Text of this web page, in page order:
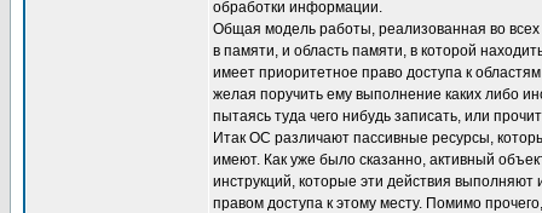
обработки информации.
Общая модель работы, реализованная во
в памяти, и область памяти, в которой
имеет приоритетное право доступа к
желая поручить ему выполнение каких либо
пытаясь туда чего нибудь записать, или
Итак ОС различают пассивные ресурсы,
имеют. Как уже было сказанно, активный
инструкций, которые эти действия
правом доступа к этому месту. Помимо